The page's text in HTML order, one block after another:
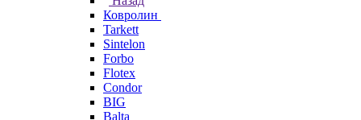
Ковролин
Tarkett
Sintelon
Forbo
Flotex
Condor
BIG
Balta